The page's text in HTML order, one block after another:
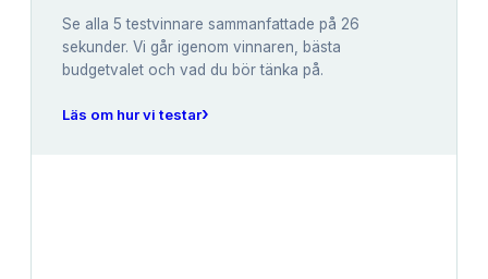
Se alla 5 testvinnare sammanfattade på 26
sekunder. Vi går igenom vinnaren, bästa
budgetvalet och vad du bör tänka på.
Läs om hur vi testar›